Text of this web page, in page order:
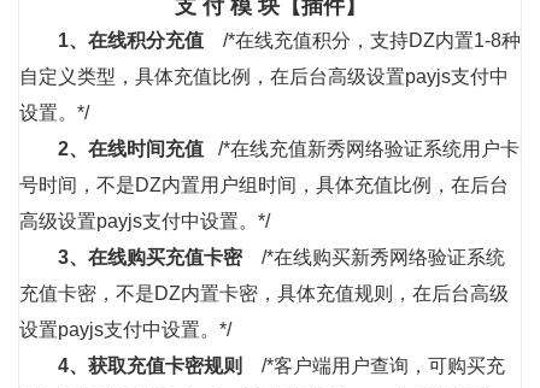
支 付 模 块【插件】
1、 在线积分充值 /*在线充值积分，支持DZ内置1-8种
自定义类型，具体充值比例，在后台高级设置payjs支付中
设置。*/
2、 在线时间充值 /*在线充值新秀网络验证系统用户卡
号时间，不是DZ内置用户组时间，具体充值比例，在后台
高级设置payjs支付中设置。*/
3、 在线购买充值卡密
/*在线购买新秀网络验证系统
充值卡密，不是DZ内置卡密，具体充值规则，在后台高级
设置payjs支付中设置。*/
4、 获取充值卡密规则
/*客户端用户查询，可购买充